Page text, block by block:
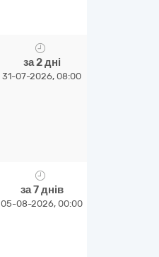
за 2 дні
31-07-2026, 08:00
за 7 днів
05-08-2026, 00:00